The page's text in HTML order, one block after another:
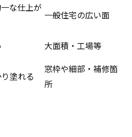
な仕上が
一般住宅の広い面
大面積・工場等
塗れる
窓枠や細部・補修箇
所